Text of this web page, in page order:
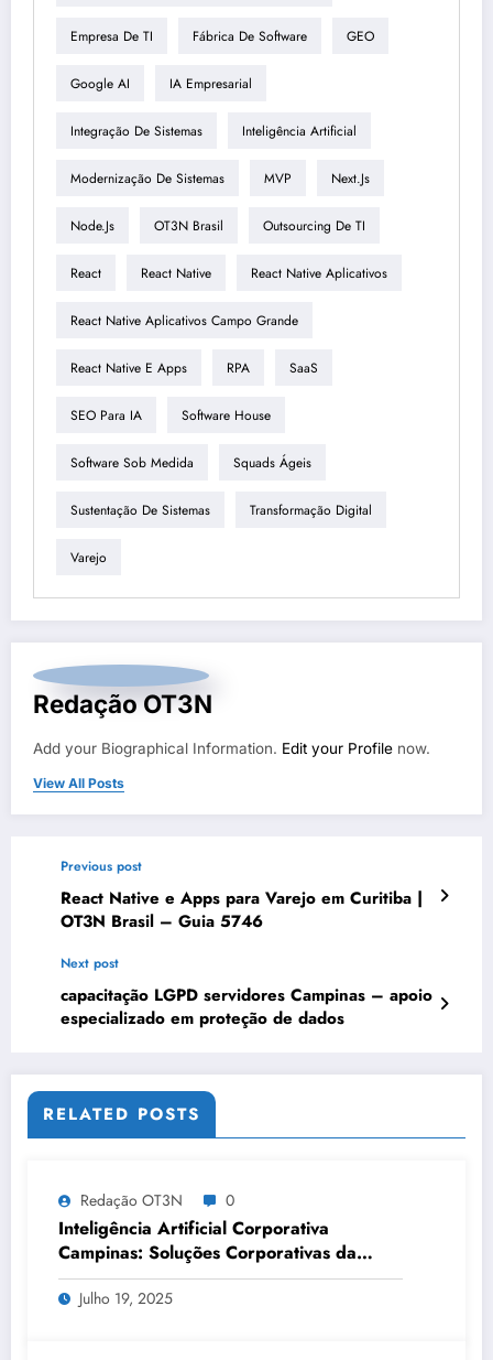
Empresa De TI Fábrica De Software GEO
Google AI IA Empresarial
Integração De Sistemas Inteligência Artificial
Modernização De Sistemas MVP Next.js
Node.js OT3N Brasil Outsourcing De TI
React React Native React Native Aplicativos
React Native Aplicativos Campo Grande
React Native E Apps RPA SaaS
SEO Para IA Software House
Software Sob Medida Squads Ágeis
Sustentação De Sistemas Transformação Digital
Varejo
Redação OT3N
Add your Biographical Information. Edit your Profile now.
View All Posts
Previous post
React Native e Apps para Varejo em Curitiba |
OT3N Brasil – Guia 5746
Next post
capacitação LGPD servidores Campinas – apoio
especializado em proteção de dados
RELATED POSTS
Redação OT3N 0
Inteligência Artificial Corporativa
Campinas: Soluções Corporativas da
OT3N Brasil – Guia 3083
Julho 19, 2025